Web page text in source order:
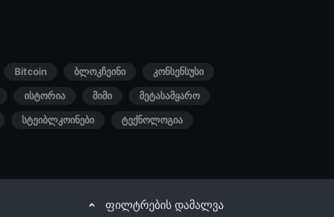
Bitcoin ბლოკჩეინი
კონსენსუსი
ისტორია მიმი
მეტასამყარო
სტეიბლკოინები
ტექნოლოგია
ფილტრების დამალვა